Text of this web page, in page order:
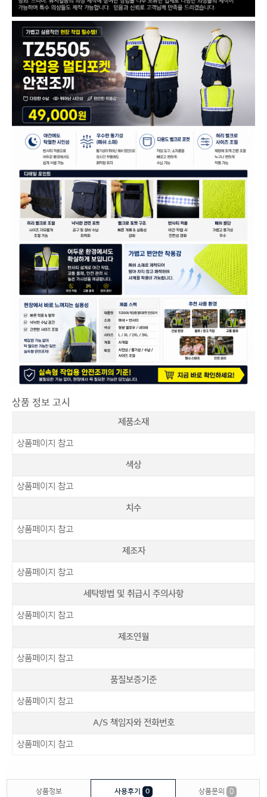
상품 정보 고시
제품소재
상품페이지 참고
색상
상품페이지 참고
치수
상품페이지 참고
제조자
상품페이지 참고
세탁방법 및 취급시 주의사항
상품페이지 참고
제조연월
상품페이지 참고
품질보증기준
상품페이지 참고
A/S 책임자와 전화번호
상품페이지 참고
상품정보 사용후기 0 상품문의 0